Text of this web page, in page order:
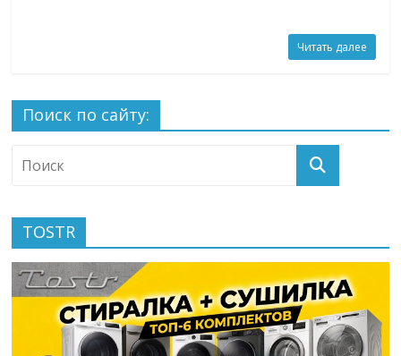
Читать далее
Поиск по сайту:
TOSTR